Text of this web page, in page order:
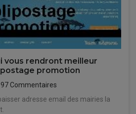
vous rendront meilleur
promotion
97 Commentaires
adresse email des mairies la